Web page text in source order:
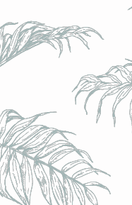
BRULO (UK) - King For A Day NEIPA -
BRULO (UK) - King For A Day NEIPA -